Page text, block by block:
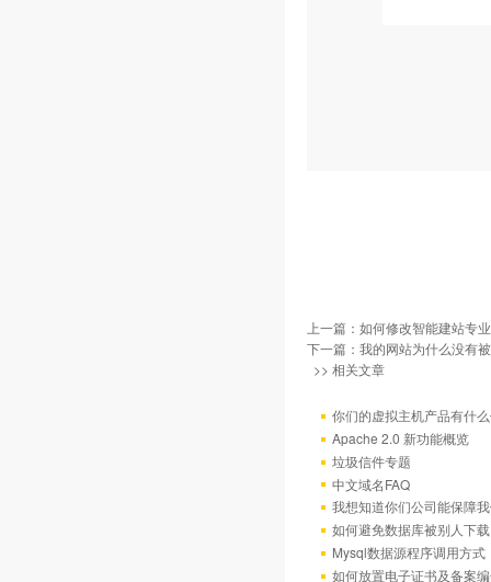
上一篇： 如何修改智能建站专
下一篇： 我的网站为什么没有
>> 相关文章
你们的虚拟主机产品有什
Apache 2.0 新功能概览
垃圾信件专题
中文域名FAQ
我想知道你们公司能保障
如何避免数据库被别人下
Mysql数据源程序调用方
如何放置电子证书及备案